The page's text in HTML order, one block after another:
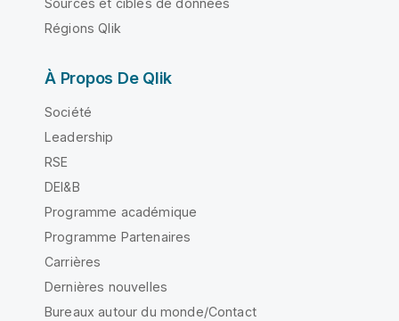
Sources et cibles de données
Régions Qlik
À Propos De Qlik
Société
Leadership
RSE
DEI&B
Programme académique
Programme Partenaires
Carrières
Dernières nouvelles
Bureaux autour du monde/Contact